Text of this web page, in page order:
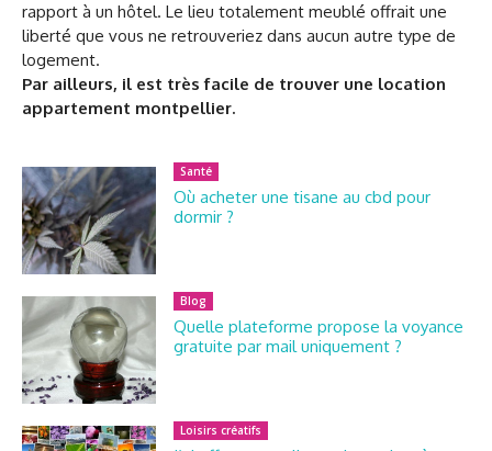
rapport à un hôtel. Le lieu totalement meublé offrait une
liberté que vous ne retrouveriez dans aucun autre type de
logement.
Par ailleurs, il est très facile de trouver une location
appartement montpellier.
Santé
Où acheter une tisane au cbd pour
dormir ?
Blog
Quelle plateforme propose la voyance
gratuite par mail uniquement ?
Loisirs créatifs